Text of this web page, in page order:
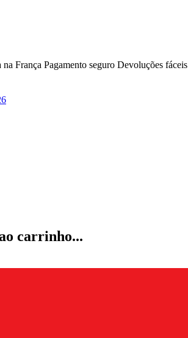
na França Pagamento seguro Devoluções fáceis
carrinho...